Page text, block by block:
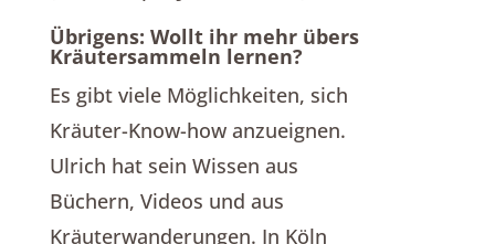
Übrigens: Wollt ihr mehr übers
Kräutersammeln lernen?
Es gibt viele Möglichkeiten, sich
Kräuter-Know-how anzueignen.
Ulrich hat sein Wissen aus
Büchern, Videos und aus
Kräuterwanderungen. In Köln